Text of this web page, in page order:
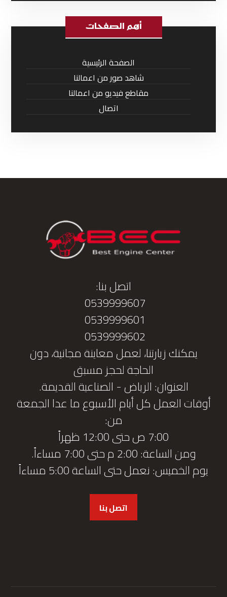
أهم الصفحات
الصفحة الرئيسية
شاهد صور من اعمالنا
مقاطع فيديو من اعمالنا
اتصال
اتصل بنا:
0539999607
0539999601
0539999602
يمكنك زيارتنا، لعمل معاينة مجانية، دون
الحاجة لحجز مسبق
العنوان: الرياض - الصناعية القديمة.
أوقات العمل كل أيام الأسبوع ما عدا الجمعة
من:
7:00 ص حتى 12:00 ظهراً
ومن الساعة: 2:00 م حتى 7:00 مساءاً.
يوم الخميس: نعمل حتى الساعة 5:00 مساءاً
اتصل بنا